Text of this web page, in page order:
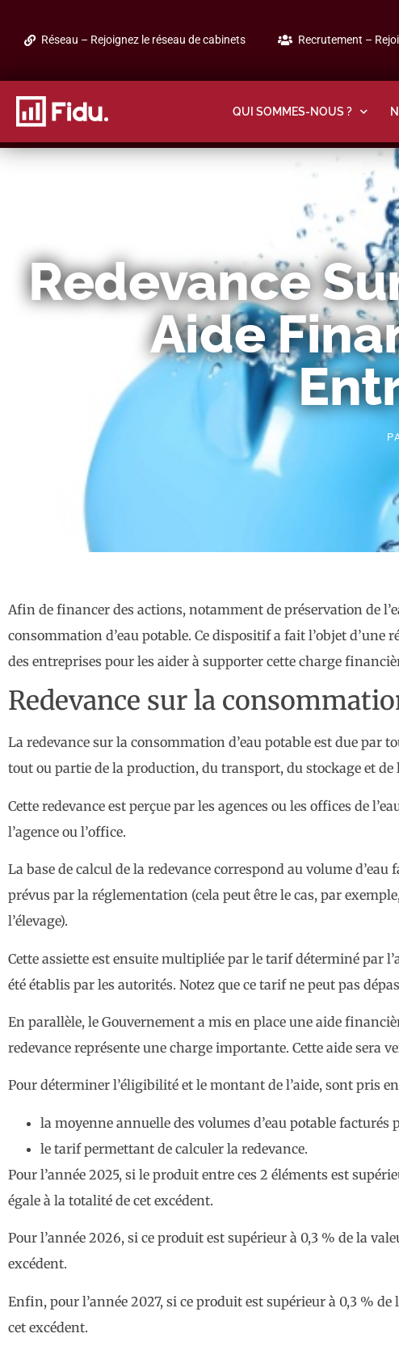
Réseau – Rejoignez le réseau de cabinets Recrutement –
QUI SOMMES-NOUS ?
Redevance
Aide
Afin de financer des actions, notamment de préservation de
consommation d’eau potable. Ce dispositif a fait l’objet d’une
des entreprises pour les aider à supporter cette charge
Redevance sur la
La redevance sur la consommation d’eau potable est due par
tout ou partie de la production, du transport, du stockage et
Cette redevance est perçue par les agences ou les offices de
l’agence ou l’office.
La base de calcul de la redevance correspond au volume
prévus par la réglementation (cela peut être le cas, par
l’élevage).
Cette assiette est ensuite multipliée par le tarif déterminé par
été établis par les autorités. Notez que ce tarif ne peut pas
En parallèle, le Gouvernement a mis en place une aide
redevance représente une charge importante. Cette aide sera
Pour déterminer l’éligibilité et le montant de l’aide, sont pris
la moyenne annuelle des volumes d’eau potable facturés
le tarif permettant de calculer la redevance.
Pour l’année 2025, si le produit entre ces 2 éléments est
égale à la totalité de cet excédent.
Pour l’année 2026, si ce produit est supérieur à 0,3 % de la
excédent.
Enfin, pour l’année 2027, si ce produit est supérieur à 0,3 %
cet excédent.